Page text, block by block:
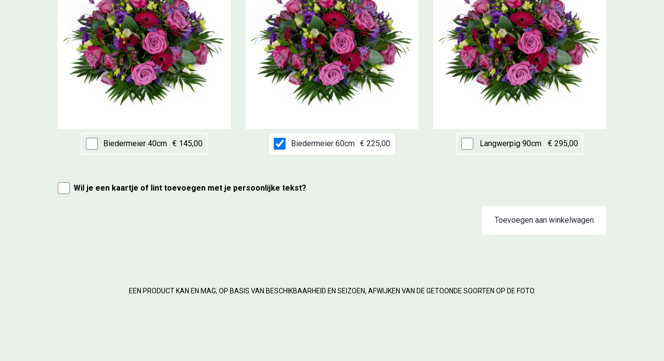
Biedermeier 40cm € 145,00 Biedermeier 60cm € 225,00 Langwerpig 90cm € 295,00
Wil je een kaartje of lint toevoegen met je persoonlijke tekst?
Toevoegen aan winkelwagen
EEN PRODUCT KAN EN MAG, OP BASIS VAN BESCHIKBAARHEID EN SEIZOEN, AFWIJKEN VAN DE GETOONDE SOORTEN OP DE FOTO.